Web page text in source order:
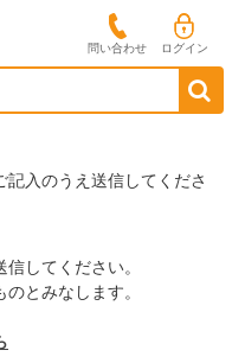
問い合わせ ログイン
入のうえ送信してくださ
してください。
とみなします。